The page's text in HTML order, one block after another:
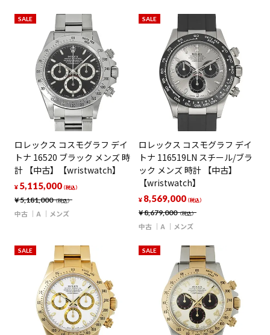
SALE
ロレックス コスモグラフ デイ
トナ 16520 ブラック メンズ 時
計 【中古】【wristwatch】
¥5,181,000（税込）
¥ 5,115,000（税込）
中古 A メンズ
SALE
ロレックス コスモグラフ デイ
トナ 116519LN スチール/ブラ
ック メンズ 時計 【中古】
【wristwatch】
¥8,679,000（税込）
¥ 8,569,000（税込）
中古 A メンズ
SALE SALE